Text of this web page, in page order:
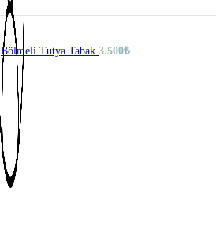
Bölmeli Tutya Tabak 3.500₺